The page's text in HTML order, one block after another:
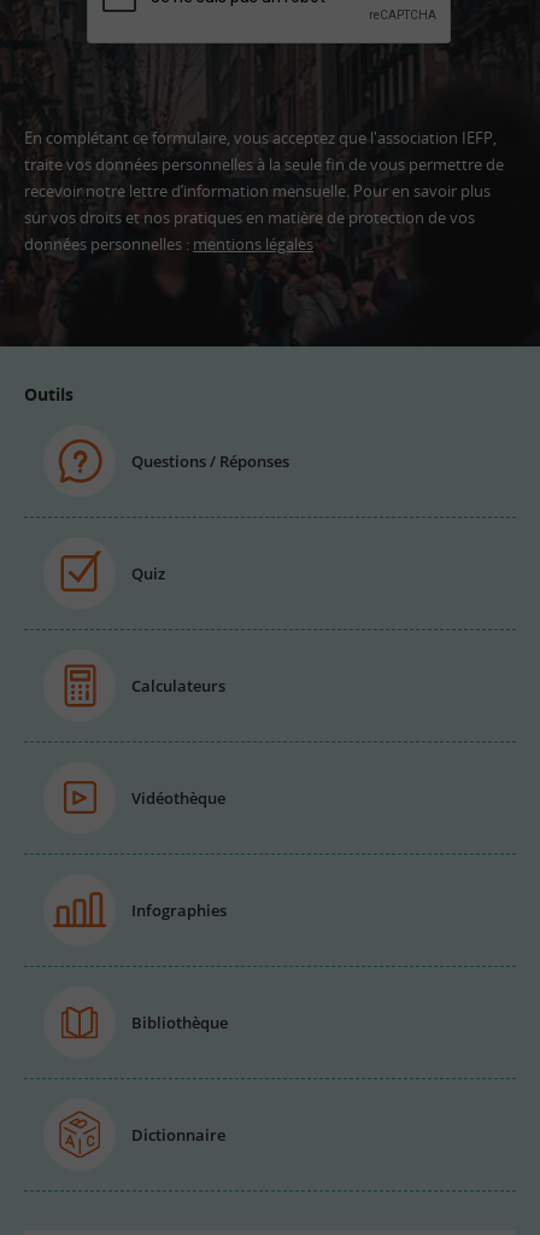
En complétant ce formulaire, vous acceptez que l'association IEFP,
traite vos données personnelles à la seule fin de vous permettre de
recevoir notre lettre d’information mensuelle. Pour en savoir plus
sur vos droits et nos pratiques en matière de protection de vos
données personnelles : mentions légales
Adresse
Outils
Questions / Réponses
Quiz
Calculateurs
Vidéothèque
Infographies
Bibliothèque
Dictionnaire